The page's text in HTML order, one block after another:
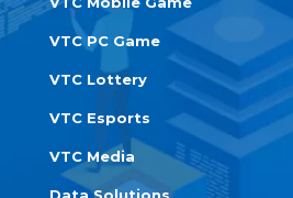
VTC PC Game
VTC Lottery
VTC Esports
VTC Media